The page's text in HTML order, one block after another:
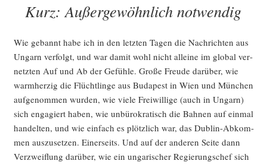
mun­Kurz: Außergewöhnlich notwendig
Wie gebannt habe ich in den letz­ten Tagen die Nach­rich­ten aus
Ungarn ver­folgt, und war damit wohl nicht allei­ne im glo­bal ver­
netz­ten Auf und Ab der Gefüh­le. Gro­ße Freu­de dar­über, wie
warm­her­zig die Flücht­lin­ge aus Buda­pest in Wien und Mün­chen
auf­ge­nom­men wur­den, wie vie­le Frei­wil­li­ge (auch in Ungarn)
sich enga­giert haben, wie unbü­ro­kra­tisch die Bah­nen auf ein­mal
han­del­ten, und wie ein­fach es plötz­lich war, das Dub­lin-Abkom­
men aus­zu­set­zen. Einer­seits. Und auf der ande­ren Sei­te dann
Ver­zweif­lung dar­über, wie ein unga­ri­scher Regie­rungs­chef sich